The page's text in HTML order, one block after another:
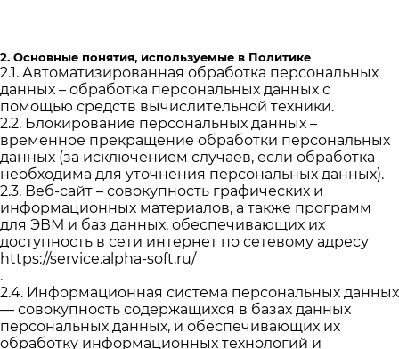
2. Основные понятия, используемые в Политике
2.1. Автоматизированная обработка персональных
данных – обработка персональных данных с
помощью средств вычислительной техники.
2.2. Блокирование персональных данных –
временное прекращение обработки персональных
данных (за исключением случаев, если обработка
необходима для уточнения персональных данных).
2.3. Веб-сайт – совокупность графических и
информационных материалов, а также программ
для ЭВМ и баз данных, обеспечивающих их
доступность в сети интернет по сетевому адресу
https://service.alpha-soft.ru/
.
2.4. Информационная система персональных данных
— совокупность содержащихся в базах данных
персональных данных, и обеспечивающих их
обработку информационных технологий и